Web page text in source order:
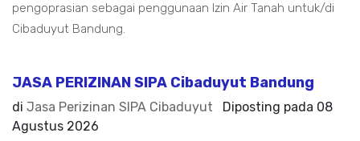
pengoprasian sebagai penggunaan Izin Air Tanah untuk/di
Cibaduyut Bandung.
JASA PERIZINAN SIPA Cibaduyut Bandung
di Jasa Perizinan SIPA Cibaduyut Diposting pada 08
Agustus 2026